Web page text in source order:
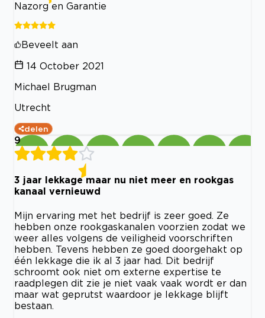
Nazorg en Garantie
Beveelt aan
14 October 2021
Michael Brugman
Utrecht
delen
9
3 jaar lekkage maar nu niet meer en rookgas
kanaal vernieuwd
Mijn ervaring met het bedrijf is zeer goed. Ze
hebben onze rookgaskanalen voorzien zodat we
weer alles volgens de veiligheid voorschriften
hebben. Tevens hebben ze goed doorgehakt op
één lekkage die ik al 3 jaar had. Dit bedrijf
schroomt ook niet om externe expertise te
raadplegen dit zie je niet vaak vaak wordt er dan
maar wat geprutst waardoor je lekkage blijft
bestaan.